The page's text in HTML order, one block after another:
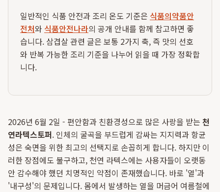
일반적인 식품 안전과 조리 온도 기준은 식품의약품안
전처와 식품안전나라의 공개 안내를 함께 참고하면 좋
습니다. 삼겹살 관련 글은 보통 2가지 축, 즉 맛의 선호
와 반복 가능한 조리 기준을 나누어 읽을 때 가장 정확합
니다.
2026년 6월 2일 - 편안함과 친환경성으로 많은 사랑을 받는 천
연라텍스토퍼. 인체의 굴곡을 부드럽게 감싸는 지지력과 항균
성은 숙면을 위한 최고의 선택지로 손꼽히게 합니다. 하지만 이
러한 장점에도 불구하고, 천연 라텍스에는 사용자들이 오랫동
안 감수해야 했던 치명적인 약점이 존재했습니다. 바로 '열'과
'내구성'의 문제입니다. 몸에서 발생하는 열을 머금어 여름철에